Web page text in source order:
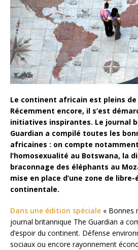
Le continent africain est pleins de
Récemment encore, il s’est
initiatives inspirantes. Le journal
Guardian a compilé toutes les
africaines : on compte
l’homosexualité au Botswana, la
braconnage des éléphants au
mise en place d’une zone de libre-
continentale.
Dans une édition spéciale « Bonnes
journal britannique The Guardian a
d’espoir du continent. Défense
sociaux ou encore rayonnement